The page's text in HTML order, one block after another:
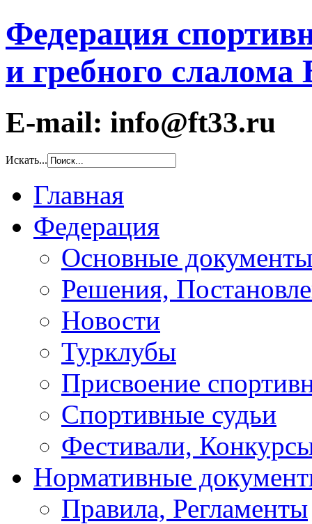
Федерация
и гребного
E-mail: info@ft33.ru
Искать...
Главная
Федерация
Основные документы
Решения,
Новости
Турклубы
Присвоение
Спортивные судьи
Фестивали,
Нормативные
Правила, Регламенты